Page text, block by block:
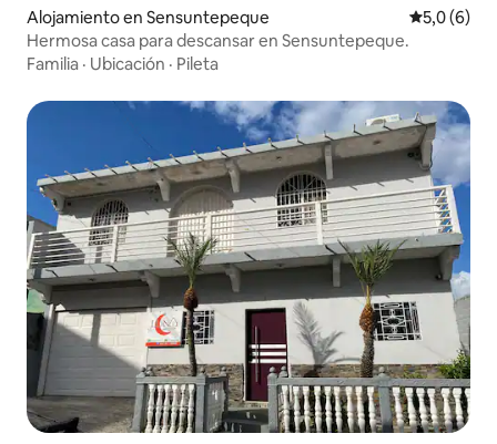
Alojamiento en Sensuntepeque
5,0 (6)
Hermosa casa para descansar en Sensuntepeque.
Familia · Ubicación · Pileta